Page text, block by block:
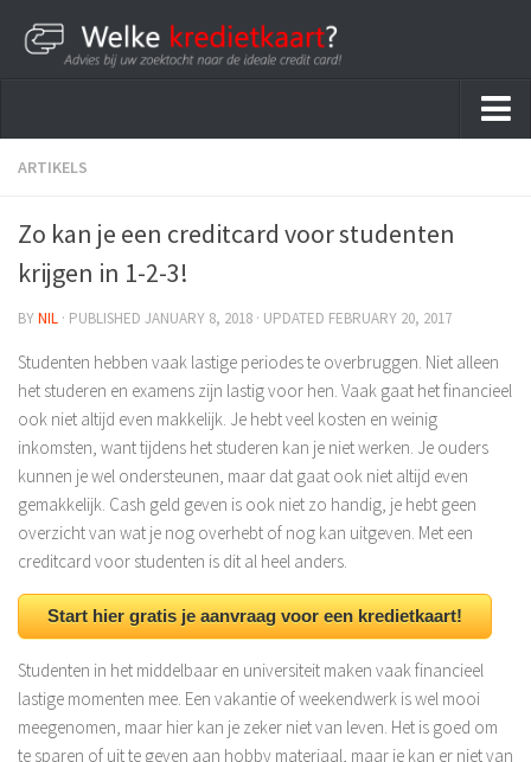
Home
ARTIKELS
Zo kan je een creditcard voor studenten
krijgen in 1-2-3!
BYNIL · PUBLISHED JANUARY 8, 2018 · UPDATED FEBRUARY 20, 2017
Studenten hebben vaak lastige periodes te overbruggen. Niet alleen
het studeren en examens zijn lastig voor hen. Vaak gaat het financieel
ook niet altijd even makkelijk. Je hebt veel kosten en weinig
inkomsten, want tijdens het studeren kan je niet werken. Je ouders
kunnen je wel ondersteunen, maar dat gaat ook niet altijd even
gemakkelijk. Cash geld geven is ook niet zo handig, je hebt geen
overzicht van wat je nog overhebt of nog kan uitgeven. Met een
creditcard voor studenten is dit al heel anders.
Start hier gratis je aanvraag voor een kredietkaart!
Studenten in het middelbaar en universiteit maken vaak financieel
lastige momenten mee. Een vakantie of weekendwerk is wel mooi
meegenomen, maar hier kan je zeker niet van leven. Het is goed om
te sparen of uit te geven aan hobby materiaal, maar je kan er niet van